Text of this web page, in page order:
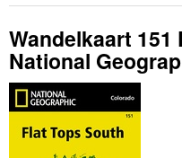
Wandelkaart 151
National